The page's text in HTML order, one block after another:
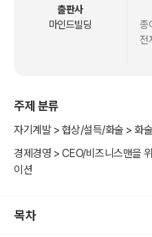
극단적인 낯가림과 수줍음 탓에
인터뷰를 하고 글을 쓰고 싶다는
일’에 매달렸다. 듣기만으로 ‘대
‘듣는 대화’의 기술을 아주 상세하
위한 대화의 방법 중에 말하기만
주도권은 언제나 듣는 사람에게
는 ‘듣는 대화’에 대해 상세히 알
출판사
마인드빌딩
종
전
주제 분류
자기계발 > 협상/설득/화술 > 화술
경제경영 > CEO/비즈니스맨을
이션
목차